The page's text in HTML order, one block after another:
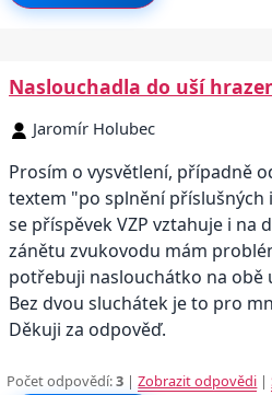
Naslouchadla do uší
Jaromír Holubec
Prosím o vysvětlení, případně
textem "po splnění
se příspěvek VZP vztahuje i na
zánětu zvukovodu mám
potřebuji naslouchátko na obě
Bez dvou sluchátek je to pro
Děkuji za odpověď.
Počet odpovědí:3 |Zobrazit odpovědi |